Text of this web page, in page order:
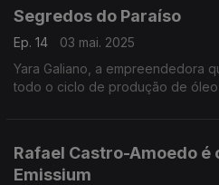
Segredos do Paraíso
Ep. 14
03 mai. 2025
Yara Galiano, a empreendedora
todo o ciclo de produção de
Rafael Castro-Amoedo
Emissium